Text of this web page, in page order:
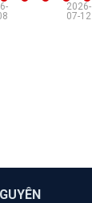
2026-
07-12